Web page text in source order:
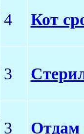
4 Кот
3
3 Отдам